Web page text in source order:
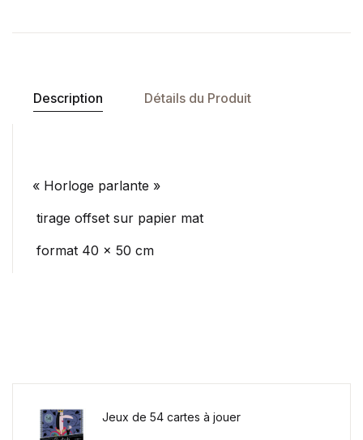
Description Détails du Produit
« Horloge parlante »
tirage offset sur papier mat
format 40 x 50 cm
Jeux de 54 cartes à jouer